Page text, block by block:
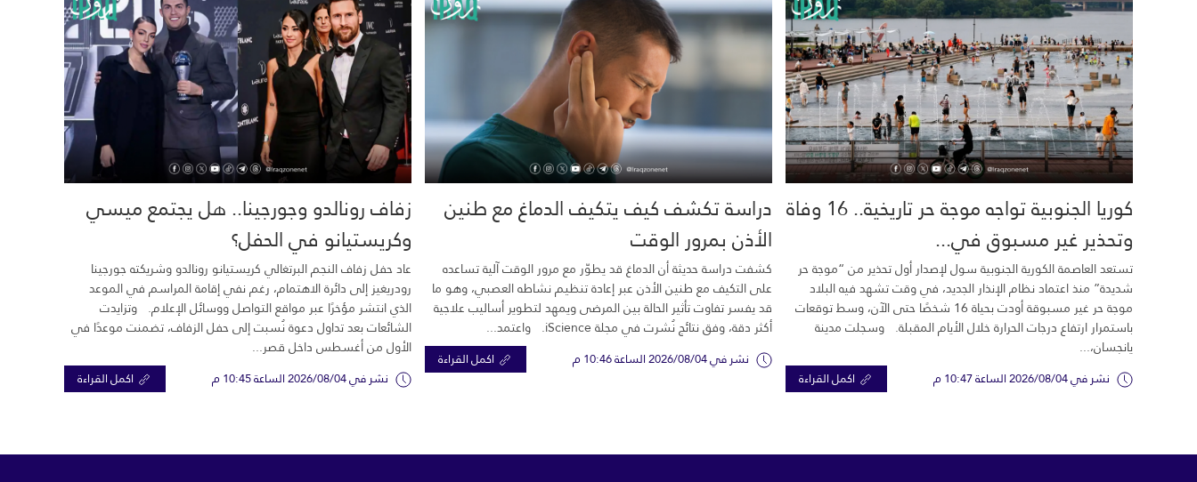
كوريا الجنوبية تواجه موجة حر تاريخية.. 16 وفاة
وتحذير غير مسبوق في...
تستعد العاصمة الكورية الجنوبية سول لإصدار أول تحذير من “موجة حر
شديدة” منذ اعتماد نظام الإنذار الجديد، في وقت تشهد فيه البلاد
موجة حر غير مسبوقة أودت بحياة 16 شخصًا حتى الآن، وسط توقعات
باستمرار ارتفاع درجات الحرارة خلال الأيام المقبلة. وسجلت مدينة
يانجسان،...
نشر في 2026/08/04 الساعة 10:47 م اكمل القراءة
دراسة تكشف كيف يتكيف الدماغ مع طنين
الأذن بمرور الوقت
كشفت دراسة حديثة أن الدماغ قد يطوّر مع مرور الوقت آلية تساعده
على التكيف مع طنين الأذن عبر إعادة تنظيم نشاطه العصبي، وهو ما
قد يفسر تفاوت تأثير الحالة بين المرضى ويمهد لتطوير أساليب علاجية
أكثر دقة، وفق نتائج نُشرت في مجلة iScience. واعتمد...
نشر في 2026/08/04 الساعة 10:46 م اكمل القراءة
زفاف رونالدو وجورجينا.. هل يجتمع ميسي
وكريستيانو في الحفل؟
عاد حفل زفاف النجم البرتغالي كريستيانو رونالدو وشريكته جورجينا
رودريغيز إلى دائرة الاهتمام، رغم نفي إقامة المراسم في الموعد
الذي انتشر مؤخرًا عبر مواقع التواصل ووسائل الإعلام. وتزايدت
الشائعات بعد تداول دعوة نُسبت إلى حفل الزفاف، تضمنت موعدًا في
الأول من أغسطس داخل قصر...
نشر في 2026/08/04 الساعة 10:45 م اكمل القراءة